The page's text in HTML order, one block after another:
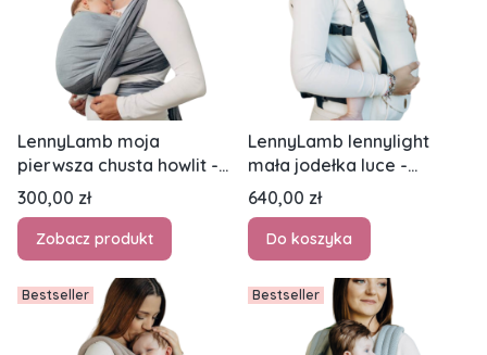
LennyLamb moja
pierwsza chusta howlit -
chusta tkana długa
Cena
300,00 zł
Zobacz produkt
LennyLamb lennylight
mała jodełka luce -
nosidło klamrowe
regulowane
Cena
640,00 zł
Do koszyka
Bestseller Bestseller